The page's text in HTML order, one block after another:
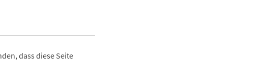
dass diese Seite